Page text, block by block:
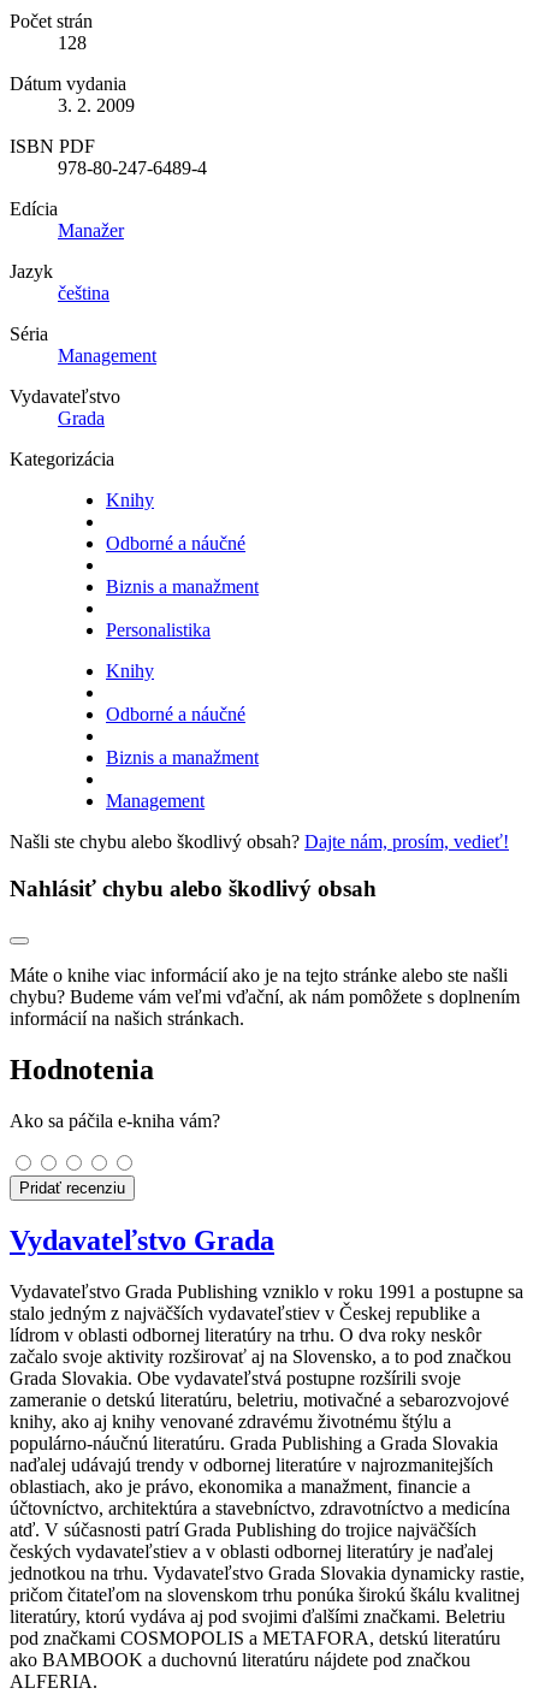
Počet strán
128
Dátum vydania
3. 2. 2009
ISBN PDF
978-80-247-6489-4
Edícia
Manažer
Jazyk
čeština
Séria
Management
Vydavateľstvo
Grada
Kategorizácia
Knihy
Odborné a náučné
Biznis a manažment
Personalistika
Knihy
Odborné a náučné
Biznis a manažment
Management
Našli ste chybu alebo škodlivý obsah? Dajte nám, prosím, vedieť!
Nahlásiť chybu alebo škodlivý obsah
Máte o knihe viac informácií ako je na tejto stránke alebo ste našli
chybu? Budeme vám veľmi vďační, ak nám pomôžete s doplnením
informácií na našich stránkach.
Hodnotenia
Ako sa páčila e-kniha vám?
Pridať recenziu
Vydavateľstvo Grada
Vydavateľstvo Grada Publishing vzniklo v roku 1991 a postupne sa
stalo jedným z najväčších vydavateľstiev v Českej republike a
lídrom v oblasti odbornej literatúry na trhu. O dva roky neskôr
začalo svoje aktivity rozširovať aj na Slovensko, a to pod značkou
Grada Slovakia. Obe vydavateľstvá postupne rozšírili svoje
zameranie o detskú literatúru, beletriu, motivačné a sebarozvojové
knihy, ako aj knihy venované zdravému životnému štýlu a
populárno-náučnú literatúru. Grada Publishing a Grada Slovakia
naďalej udávajú trendy v odbornej literatúre v najrozmanitejších
oblastiach, ako je právo, ekonomika a manažment, financie a
účtovníctvo, architektúra a stavebníctvo, zdravotníctvo a medicína
atď. V súčasnosti patrí Grada Publishing do trojice najväčších
českých vydavateľstiev a v oblasti odbornej literatúry je naďalej
jednotkou na trhu. Vydavateľstvo Grada Slovakia dynamicky rastie,
pričom čitateľom na slovenskom trhu ponúka širokú škálu kvalitnej
literatúry, ktorú vydáva aj pod svojimi ďalšími značkami. Beletriu
pod značkami COSMOPOLIS a METAFORA, detskú literatúru
ako BAMBOOK a duchovnú literatúru nájdete pod značkou
ALFERIA.